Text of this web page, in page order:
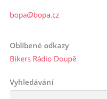
bopa@bopa.cz
Oblíbené odkazy
Bikers Rádio Doupě
Vyhledávání